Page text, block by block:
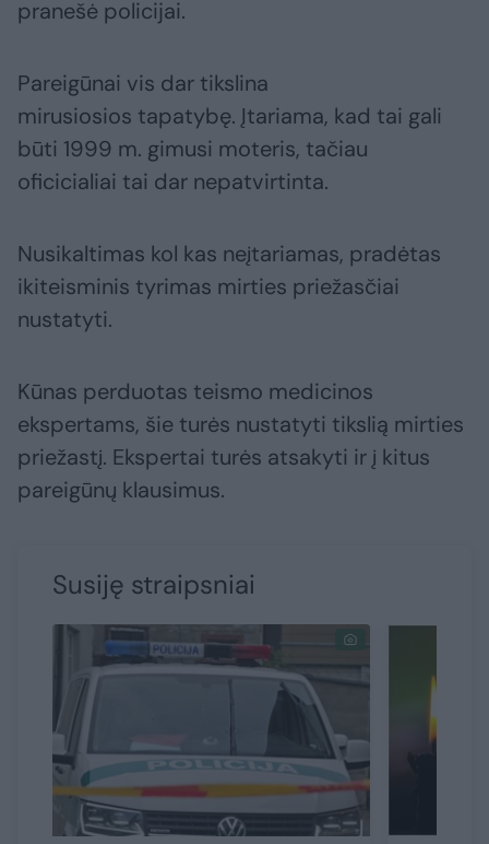
pranešė policijai.
Pareigūnai vis dar tikslina
mirusiosios tapatybę. Įtariama, kad tai gali
būti 1999 m. gimusi moteris, tačiau
oficicialiai tai dar nepatvirtinta.
Nusikaltimas kol kas neįtariamas, pradėtas
ikiteisminis tyrimas mirties priežasčiai
nustatyti.
Kūnas perduotas teismo medicinos
ekspertams, šie turės nustatyti tikslią mirties
priežastį. Ekspertai turės atsakyti ir į kitus
pareigūnų klausimus.
Susiję straipsniai